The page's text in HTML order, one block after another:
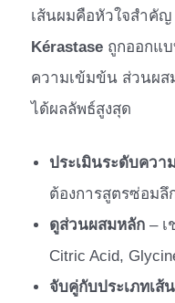
เส้นผมคือหัวใจสำคั
Kérastase ถูกออกแ
ความเข้มข้น ส่วนผส
ได้ผลลัพธ์สูงสุด
ประเมินระดับควา
ต้องการสูตรซ่อมลึ
ดูส่วนผสมหลัก – เ
Citric Acid,
จับคู่กับประเภทเส้